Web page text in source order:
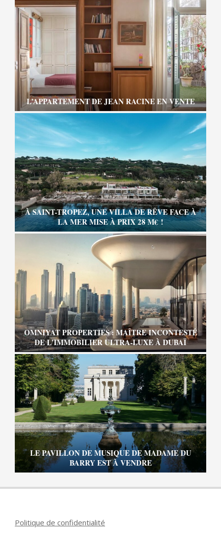
L’APPARTEMENT DE JEAN RACINE EN VENTE
À SAINT-TROPEZ, UNE VILLA DE RÊVE FACE À
LA MER MISE À PRIX 28 M€ !
OMNIYAT PROPERTIES : MAÎTRE INCONTESTÉ
DE L’IMMOBILIER ULTRA-LUXE À DUBAÏ
LE PAVILLON DE MUSIQUE DE MADAME DU
BARRY EST À VENDRE
Politique de confidentialité